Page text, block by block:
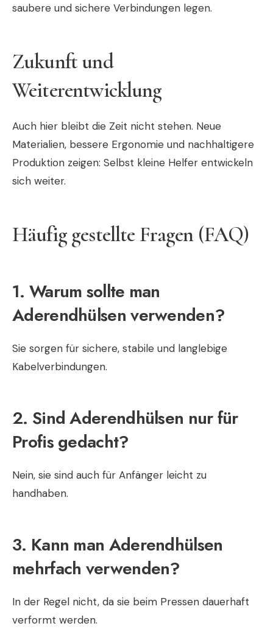
saubere und sichere Verbindungen legen.
Zukunft und
Weiterentwicklung
Auch hier bleibt die Zeit nicht stehen. Neue
Materialien, bessere Ergonomie und nachhaltigere
Produktion zeigen: Selbst kleine Helfer entwickeln
sich weiter.
Häufig gestellte Fragen (FAQ)
1. Warum sollte man
Aderendhülsen verwenden?
Sie sorgen für sichere, stabile und langlebige
Kabelverbindungen.
2. Sind Aderendhülsen nur für
Profis gedacht?
Nein, sie sind auch für Anfänger leicht zu
handhaben.
3. Kann man Aderendhülsen
mehrfach verwenden?
In der Regel nicht, da sie beim Pressen dauerhaft
verformt werden.